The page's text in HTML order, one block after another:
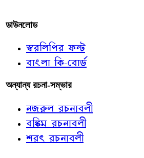
ডাউনলোড
স্বরলিপির ফন্ট
বাংলা কি-বোর্ড
অন্যান্য রচনা-সম্ভার
নজরুল রচনাবলী
বঙ্কিম রচনাবলী
শরৎ রচনাবলী